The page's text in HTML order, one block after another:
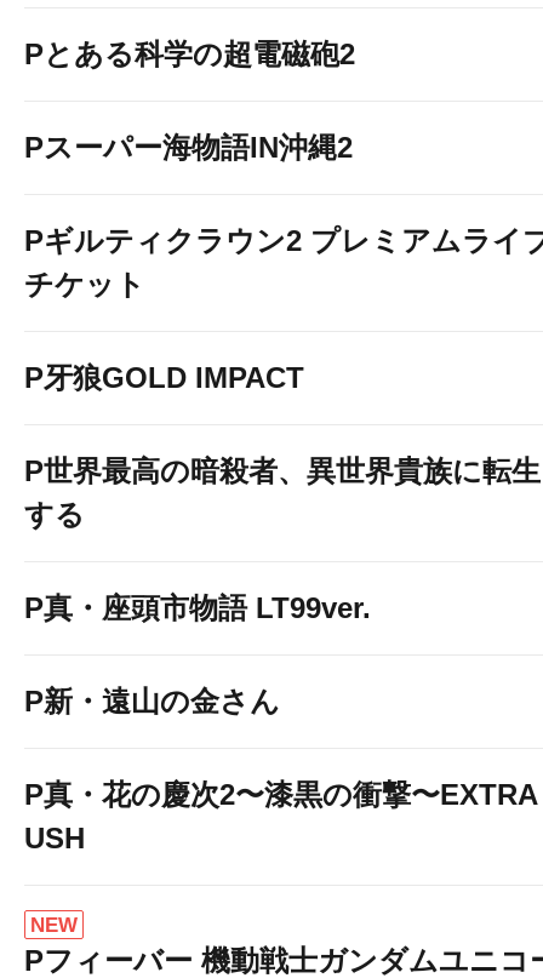
Pとある科学の超電磁砲2
Pスーパー海物語IN沖縄2
Pギルティクラウン2 プレミアムライ
チケット
P牙狼GOLD IMPACT
P世界最高の暗殺者、異世界貴族に転生
する
P真・座頭市物語 LT99ver.
P新・遠山の金さん
P真・花の慶次2〜漆黒の衝撃〜EXTRA
USH
NEW
Pフィーバー 機動戦士ガンダムユニコ